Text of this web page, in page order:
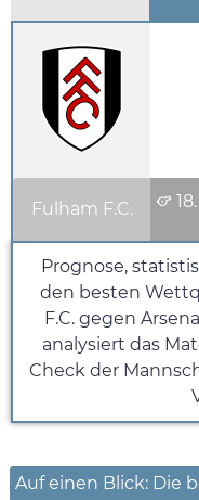
Fulham F.C.
Prognose,
den besten
F.C. gegen
analysiert das
Check der
Auf einen Blick: Die